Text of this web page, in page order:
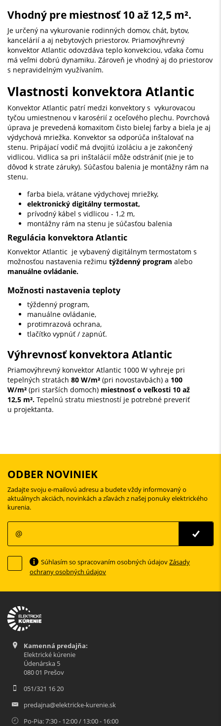
Vhodný pre miestnosť10 až 12,5 m².
Je určený na vykurovanie rodinných domov, chát, bytov,
kancelárií a aj nebytových priestorov. Priamovýhrevný
konvektor Atlantic odovzdáva teplo konvekciou, vďaka čomu
má veľmi dobrú dynamiku. Zároveň je vhodný aj do priestorov
s nepravidelným využívaním.
Vlastnosti konvektora Atlantic
Konvektor Atlantic patrí medzi konvektory s vykurovacou
tyčou umiestnenou v karosérií z oceľového plechu. Povrchová
úprava je prevedená komaxitom čisto bielej farby a biela je aj
výdychová mriežka. Konvektor sa odporúča inštalovať na
stenu. Pripájací vodič má dvojitú izoláciu a je zakončený
vidlicou. Vidlica sa pri inštalácií môže odstrániť (nie je to
dôvod k strate záruky). Súčasťou balenia je montážny rám na
stenu.
farba biela, vrátane výdychovej mriežky,
elektronický digitálny termostat,
prívodný kábel s vidlicou - 1,2 m,
montážny rám na stenu je súčasťou balenia
Regulácia konvektora Atlantic
Konvektor Atlantic je vybavený digitálnym termostatom s
možnosťou nastavenia režimu týždenný program alebo
manuálne ovládanie.
Možnosti nastavenia teploty
týždenný program,
manuálne ovládanie,
protimrazová ochrana,
tlačítko vypnúť / zapnúť.
Výhrevnosť konvektora Atlantic
Priamovýhrevný konvektor Atlantic 1000 W vyhreje pri
tepelných stratách 80 W/m² (pri novostavbách) a 100
W/m² (pri starších domoch) miestnosť o veľkosti 10 až
12,5 m². Tepelnú stratu miestností je potrebné preveriť
u projektanta.
ODBER NOVINIEK
Zadajte svoju e-mailovú adresu a budete vždy informovaný o
aktuálnych akciách, novinkách a zľavách z našej ponuky elektrického
kurenia.
Súhlasím so spracovaním osobných údajovZásady
ochrany osobných údajov
Kamenná predajňa:
Elektrické kúrenie
Údenárska 5
080 01 Prešov
051/321 16 20
predajna@elektricke-kurenie.sk
Po-Pia: 7:30 - 12:00 / 13:00 - 16:00